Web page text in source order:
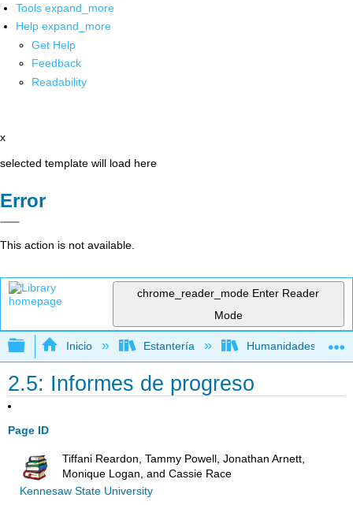
Tools expand_more
Help expand_more
Get Help
Feedback
Readability
x
selected template will load here
Error
This action is not available.
chrome_reader_mode Enter Reader
Mode
Expandir/contraer jerarquía global
Inicio Estantería Humanidades
2.5: Informes de progreso
Page ID
Tiffani Reardon, Tammy Powell, Jonathan Arnett,
Monique Logan, and Cassie Race
Kennesaw State University